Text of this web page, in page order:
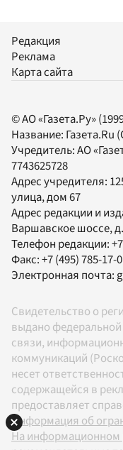
Редакция
Реклама
Карта сайта
© АО «Газета.Ру»
Название: Газета.Ru
Учредитель:АО
7743625728
Адрес учредителя:
улица, дом 67
Адрес редакции и
Варшавское шоссе,
Телефон редакции:
Факс:+7 (495) 785-17-
Электронная почта:
Свидетельство о
выдано
связи,
коммуникаций
несет
содержащейся в
предоставляет
Информация об
На информационном